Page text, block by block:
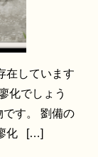
在しています
化でしょう
す。 劉備の
廖化 […]